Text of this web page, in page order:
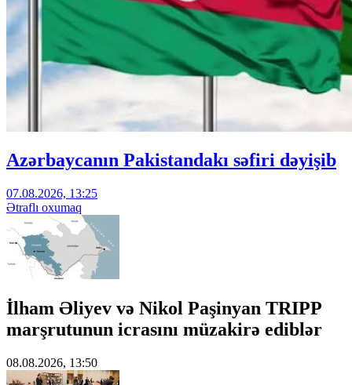
Azərbaycanın Pakistandakı səfiri dəyişib
07.08.2026, 13:25
Ətraflı oxumaq
İlham Əliyev və Nikol Paşinyan TRIPP
marşrutunun icrasını müzakirə ediblər
08.08.2026, 13:50